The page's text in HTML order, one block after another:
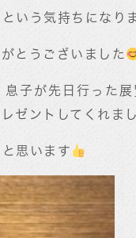
いう気持ちになり
とうございました
息子が先日行った
ゼントしてくれま
思います